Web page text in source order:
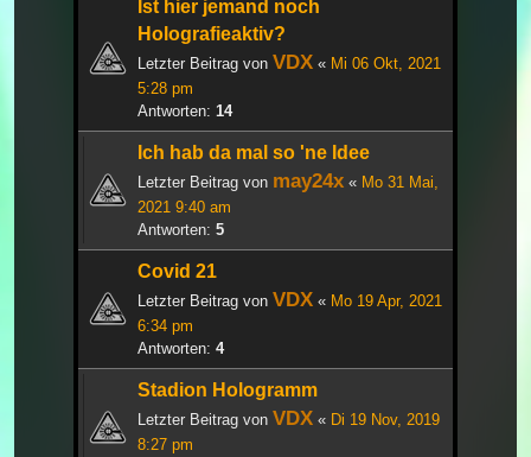
Ist hier jemand noch
Holografieaktiv?
Letzter Beitrag von VDX « Mi 06 Okt, 2021
5:28 pm
Antworten: 14
Ich hab da mal so 'ne Idee
Letzter Beitrag von may24x « Mo 31 Mai,
2021 9:40 am
Antworten: 5
Covid 21
Letzter Beitrag von VDX « Mo 19 Apr, 2021
6:34 pm
Antworten: 4
Stadion Hologramm
Letzter Beitrag von VDX « Di 19 Nov, 2019
8:27 pm